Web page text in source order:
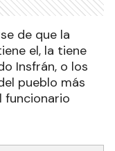
de que la
el, la tiene
Insfrán, o los
pueblo más
funcionario